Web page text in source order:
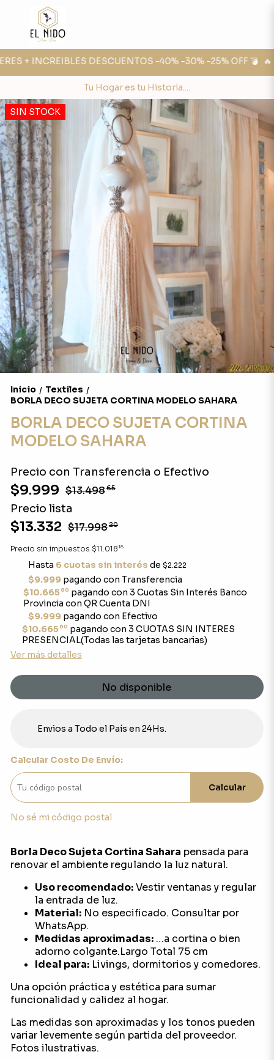
+ INCREIBLES DESCUENTOS -40% -30% -25% OFF 💣 🔥
Tu Hogar es tu Historia....
SIN STOCK
Inicio / Textiles /
BORLA DECO SUJETA CORTINA MODELO SAHARA
BORLA DECO SUJETA CORTINA
MODELO SAHARA
Precio con Transferencia o Efectivo
$9.999 $13.49865
Precio lista
$13.332 $17.99820
Precio sin impuestos $11.018 18
Hasta 6 cuotas sin interés de $2.222
$9.999pagando con Transferencia
$10.66560 pagando con 3 Cuotas Sin Interés Banco
Provincia con QR Cuenta DNI
$9.999pagando con Efectivo
$10.66560 pagando con 3 CUOTAS SIN INTERES
PRESENCIAL(Todas las tarjetas bancarias)
Ver más detalles
No disponible
Envios a Todo el País en 24Hs.
Calcular Costo De Envío:
Calcular
No sé mi código postal
Borla Deco Sujeta Cortina Sahara pensada para
renovar el ambiente regulando la luz natural.
Uso recomendado:Vestir ventanas y regular
la entrada de luz.
Material:No especificado. Consultar por
WhatsApp.
Medidas aproximadas:…a cortina o bien
adorno colgante.Largo Total 75 cm
Ideal para:Livings, dormitorios y comedores.
Una opción práctica y estética para sumar
funcionalidad y calidez al hogar.
Las medidas son aproximadas y los tonos pueden
variar levemente según partida del proveedor.
Fotos ilustrativas.